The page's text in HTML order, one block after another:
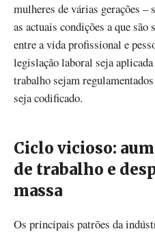
mulheres de várias gerações
as actuais condições a que
entre a vida profissional e
legislação laboral seja
trabalho sejam
seja codificado.
Ciclo vicioso:
de trabalho e
massa
Os principais patrões da